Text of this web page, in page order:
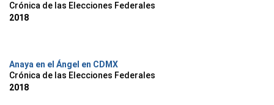
Crónica de las Elecciones Federales
2018
Anaya en el Ángel en CDMX
Crónica de las Elecciones Federales
2018